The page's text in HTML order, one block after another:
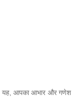
यह, आपका आभार और गणेश